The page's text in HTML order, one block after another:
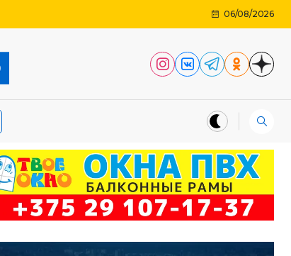
06/08/2026